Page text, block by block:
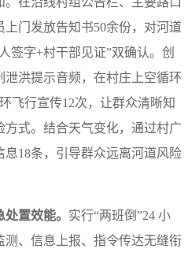
门发放告知书50余份，对河道
签字+村干部见证”双确认。创
洪提示音频，在村庄上空循环
飞行宣传12次，让群众清晰知
式。结合天气变化，通过村广
18条，引导群众远离河道风险
置效能。 实行“两班倒”24 小
测、信息上报、指令传达无缝衔